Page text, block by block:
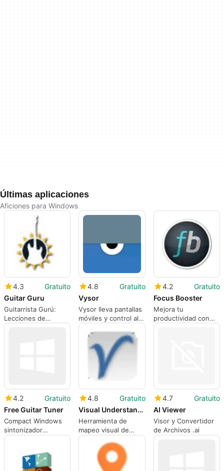
Últimas aplicaciones
Aficiones para Windows
4.3
Gratuito
Guitar Guru
Guitarrista Gurú:
Lecciones de
guitarra visuales con
4.8
Gratuito
Vysor
Vysor lleva pantallas
móviles y control al
escritorio de
Windows
4.2
Gratuito
Focus Booster
Mejora tu
productividad con
Focus Booster
4.2
Gratuito
Free Guitar Tuner
Compact Windows
sintonizador
construido como un
enseñanza para la
práctica
4.8
Gratuito
Visual Understanding Environment
Herramienta de
mapeo visual de
escritorio y
presentación no
lineal para la
investigación
4.7
Gratuito
AI Viewer
Visor y Convertidor
de Archivos .ai